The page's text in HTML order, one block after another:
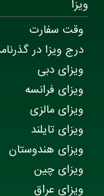
ویزا
وقت سفارت
درج ویزا در
ویزای دبی
ویزای فرانسه
ویزای مالزی
ویزای تایلند
ویزای هندوستان
ویزای چین
ویزای عراق